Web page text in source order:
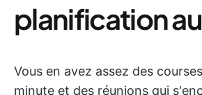
planification
Vous en avez assez des
minute et des réunions qui